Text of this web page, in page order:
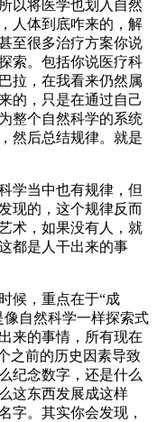
以将医学也划入自然
人体到底咋来的，解
至很多治疗方案你说
索。包括你说医疗科
拉，在我看来仍然属
的，只是在通过自己
整个自然科学的系统
然后总结规律。就是
学当中也有规律，但
现的，这个规律反而
术，如果没有人，就
都是人干出来的事
候，重点在于“成
像自然科学一样探索式
来的事情，所有现在
之前的历史因素导致
纪念数字，还是什么
这东西发展成这样
字。其实你会发现，